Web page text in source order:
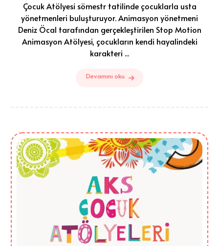
Çocuk Atölyesi sömestr tatilinde çocuklarla usta
yönetmenleri buluşturuyor. Animasyon yönetmeni
Deniz Öcal tarafından gerçekleştirilen Stop Motion
Animasyon Atölyesi, çocukların kendi hayalindeki
karakteri ...
Devamını oku